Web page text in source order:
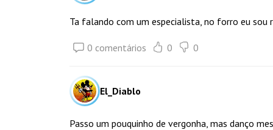
Ta falando com um especialista, no forro eu sou
0 comentários 0 0
El_Diablo
Passo um pouquinho de vergonha, mas danço